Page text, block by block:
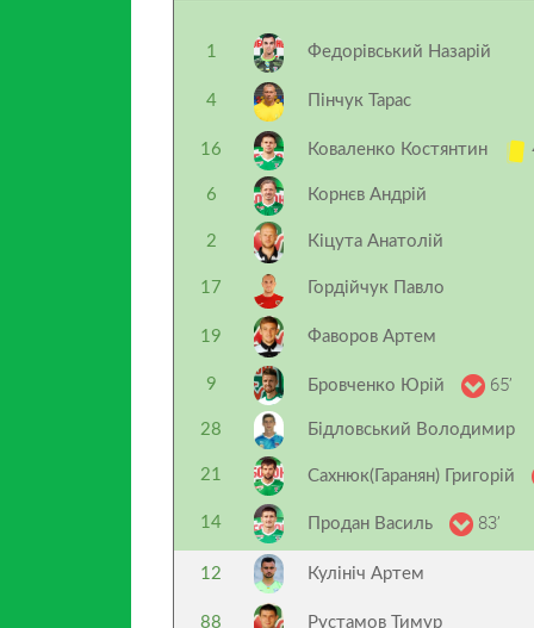
1 Федорівський Назарій
4 Пінчук Тарас
16 Коваленко Костянтин
6 Корнєв Андрій
2 Кіцута Анатолій
17 Гордійчук Павло
19 Фаворов Артем
9 Бровченко Юрій 65’
28 Бідловський Володимир
21 Сахнюк(Гаранян) Григорій
14 Продан Василь 83’
12 Кулініч Артем
88 Рустамов Тимур